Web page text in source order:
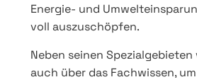
Energie- und
voll auszuschöpfen.
Neben seinen
auch über das Fachwissen,